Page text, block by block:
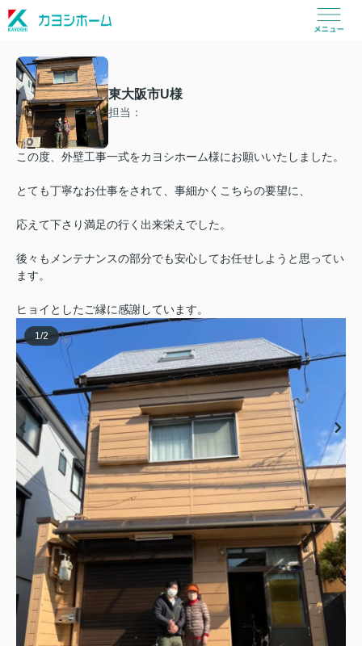
東大阪市U様
担当：
この度、外壁工事一式をカヨシホーム様にお願いいたしました。
とても丁寧なお仕事をされて、事細かくこちらの要望に、
応えて下さり満足の行く出来栄えでした。
後々もメンテナンスの部分でも安心してお任せしようと思ってい
ます。
ヒョイとしたご縁に感謝しています。
1/2